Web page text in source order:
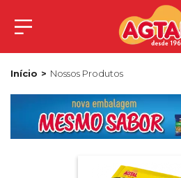
Início Nossos Produtos